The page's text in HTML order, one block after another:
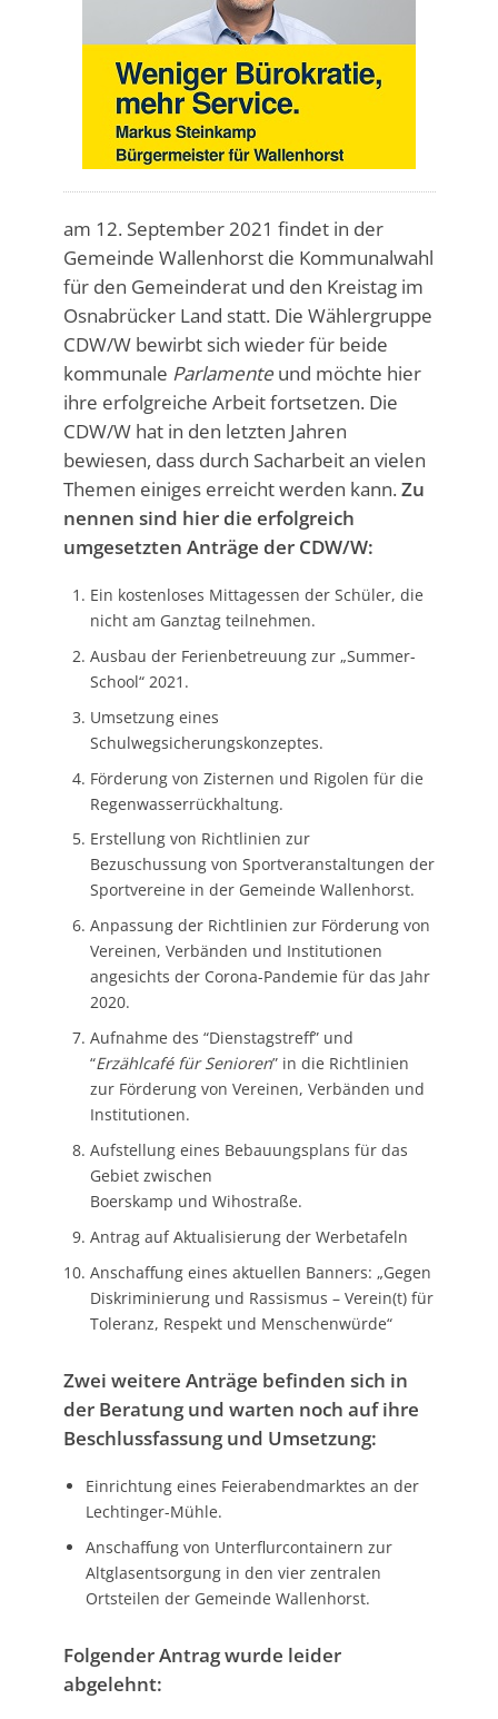
am 12. September 2021 findet in der
Gemeinde Wallenhorst die Kommunalwahl
für den Gemeinderat und den Kreistag im
Osnabrücker Land statt. Die Wählergruppe
CDW/W bewirbt sich wieder für beide
kommunale Parlamenteund möchte hier
ihre erfolgreiche Arbeit fortsetzen. Die
CDW/W hat in den letzten Jahren
bewiesen, dass durch Sacharbeit an vielen
Themen einiges erreicht werden kann.Zu
nennen sind hier die erfolgreich
umgesetzten Anträge der CDW/W:
Ein kostenloses Mittagessen der Schüler, die
nicht am Ganztag teilnehmen.
Ausbau der Ferienbetreuung zur „Summer-
School“ 2021.
Umsetzung eines
Schulwegsicherungskonzeptes.
Förderung von Zisternen und Rigolen für die
Regenwasserrückhaltung.
Erstellung von Richtlinien zur
Bezuschussung von Sportveranstaltungen der
Sportvereine in der Gemeinde Wallenhorst.
Anpassung der Richtlinien zur Förderung von
Vereinen, Verbänden und Institutionen
angesichts der Corona-Pandemie für das Jahr
2020.
Aufnahme des “Dienstagstreff” und
“Erzählcafé für Senioren” in die Richtlinien
zur Förderung von Vereinen, Verbänden und
Institutionen.
Aufstellung eines Bebauungsplans für das
Gebiet zwischen
Boerskamp und Wihostraße.
Antrag auf Aktualisierung der Werbetafeln
Anschaffung eines aktuellen Banners: „Gegen
Diskriminierung und Rassismus – Verein(t) für
Toleranz, Respekt und Menschenwürde“
Zwei weitere Anträge befinden sich in
der Beratung und warten noch auf ihre
Beschlussfassung und Umsetzung:
Einrichtung eines Feierabendmarktes an der
Lechtinger-Mühle.
Anschaffung von Unterflurcontainern zur
Altglasentsorgung in den vier zentralen
Ortsteilen der Gemeinde Wallenhorst.
Folgender Antrag wurde leider
abgelehnt: